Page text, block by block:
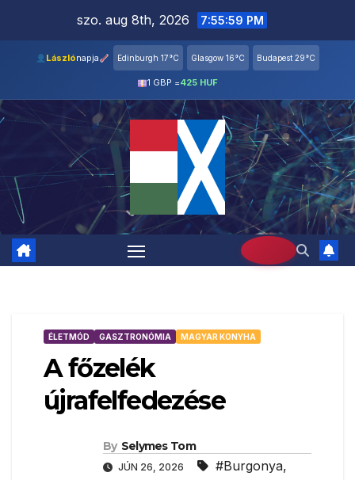
content
szo. aug 8th, 2026 7:56:00 PM
Lászlónapja Edinburgh 17°C Glasgow 16°C Budapest 29°C
1 GBP =425 HUF
ÉLETMÓD GASZTRONÓMIA MAGYAR KONYHA
A főzelék
újrafelfedezése
By Selymes Tom
JÚN 26, 2026 #Burgonya,